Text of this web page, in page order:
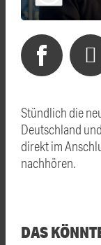
Stündlich die
Deutschland
direkt im
nachhören.
DAS